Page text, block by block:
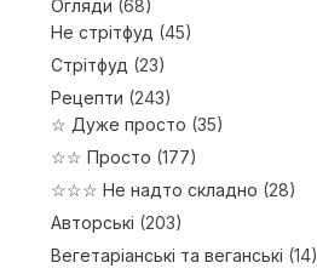
Огляди (68)
Не стрітфуд (45)
Стрітфуд (23)
Рецепти (243)
☆ Дуже просто (35)
☆☆ Просто (177)
☆☆☆ Не надто складно (28)
Авторські (203)
Вегетаріанські та веганські (14)